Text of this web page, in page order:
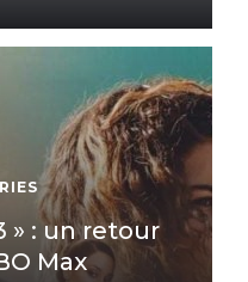
» : un retour
Max